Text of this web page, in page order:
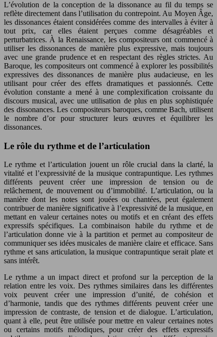
L’évolution de la conception de la dissonance au fil du temps se
reflète directement dans l’utilisation du contrepoint. Au Moyen Âge,
les dissonances étaient considérées comme des intervalles à éviter à
tout prix, car elles étaient perçues comme désagréables et
perturbatrices. À la Renaissance, les compositeurs ont commencé à
utiliser les dissonances de manière plus expressive, mais toujours
avec une grande prudence et en respectant des règles strictes. Au
Baroque, les compositeurs ont commencé à explorer les possibilités
expressives des dissonances de manière plus audacieuse, en les
utilisant pour créer des effets dramatiques et passionnés. Cette
évolution constante a mené à une complexification croissante du
discours musical, avec une utilisation de plus en plus sophistiquée
des dissonances. Les compositeurs baroques, comme Bach, utilisent
le nombre d’or pour structurer leurs œuvres et équilibrer les
dissonances.
Le rôle du rythme et de l’articulation
Le rythme et l’articulation jouent un rôle crucial dans la clarté, la
vitalité et l’expressivité de la musique contrapuntique. Les rythmes
différents peuvent créer une impression de tension ou de
relâchement, de mouvement ou d’immobilité. L’articulation, ou la
manière dont les notes sont jouées ou chantées, peut également
contribuer de manière significative à l’expressivité de la musique, en
mettant en valeur certaines notes ou motifs et en créant des effets
expressifs spécifiques. La combinaison habile du rythme et de
l’articulation donne vie à la partition et permet au compositeur de
communiquer ses idées musicales de manière claire et efficace. Sans
rythme et sans articulation, la musique contrapuntique serait plate et
sans intérêt.
Le rythme a un impact direct et profond sur la perception de la
relation entre les voix. Des rythmes similaires dans les différentes
voix peuvent créer une impression d’unité, de cohésion et
d’harmonie, tandis que des rythmes différents peuvent créer une
impression de contraste, de tension et de dialogue. L’articulation,
quant à elle, peut être utilisée pour mettre en valeur certaines notes
ou certains motifs mélodiques, pour créer des effets expressifs